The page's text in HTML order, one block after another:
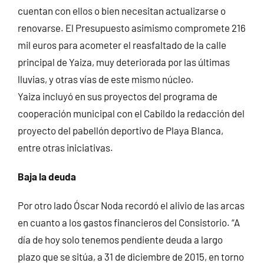
cuentan con ellos o bien necesitan actualizarse o
renovarse. El Presupuesto asimismo compromete 216
mil euros para acometer el reasfaltado de la calle
principal de Yaiza, muy deteriorada por las últimas
lluvias, y otras vías de este mismo núcleo.
Yaiza incluyó en sus proyectos del programa de
cooperación municipal con el Cabildo la redacción del
proyecto del pabellón deportivo de Playa Blanca,
entre otras iniciativas.
Baja la deuda
Por otro lado Óscar Noda recordó el alivio de las arcas
en cuanto a los gastos financieros del Consistorio. “A
día de hoy solo tenemos pendiente deuda a largo
plazo que se sitúa, a 31 de diciembre de 2015, en torno